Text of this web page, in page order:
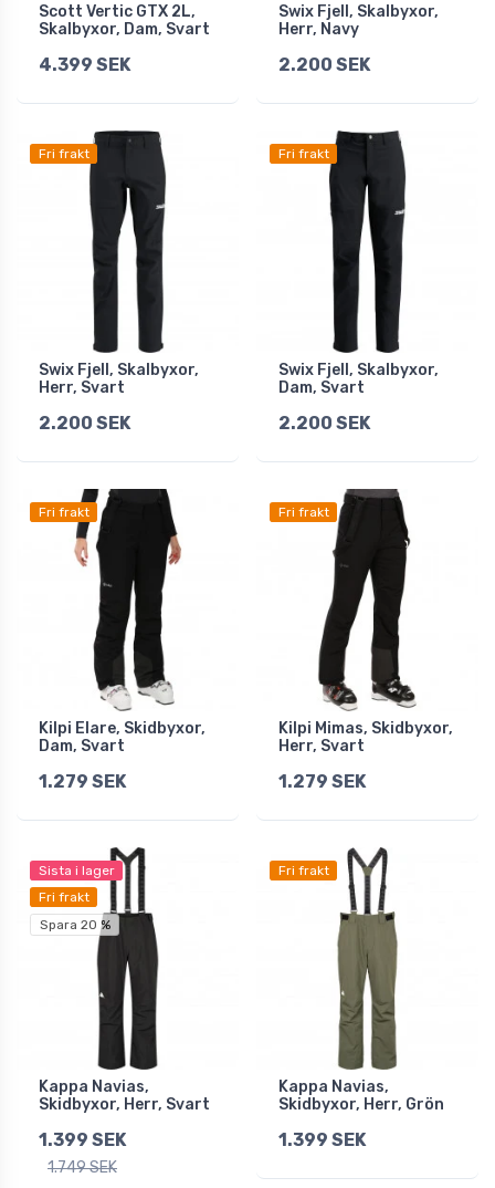
Scott Vertic GTX 2L,
Skalbyxor, Dam, Svart
4.399 SEK
Swix Fjell, Skalbyxor,
Herr, Navy
2.200 SEK
Fri frakt
Swix Fjell, Skalbyxor,
Herr, Svart
2.200 SEK
Fri frakt
Swix Fjell, Skalbyxor,
Dam, Svart
2.200 SEK
Fri frakt
Kilpi Elare, Skidbyxor,
Dam, Svart
1.279 SEK
Fri frakt
Kilpi Mimas, Skidbyxor,
Herr, Svart
1.279 SEK
Sista i lager
Fri frakt
Spara 20 %
Kappa Navias,
Skidbyxor, Herr, Svart
1.399 SEK
1.749 SEK
Fri frakt
Kappa Navias,
Skidbyxor, Herr, Grön
1.399 SEK